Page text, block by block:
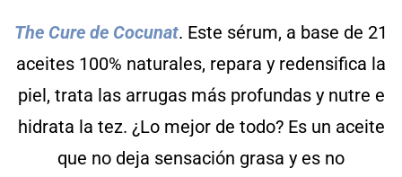
The Cure de Cocunat. Este sérum, a base de 21
aceites 100% naturales, repara y redensifica la
piel, trata las arrugas más profundas y nutre e
hidrata la tez. ¿Lo mejor de todo? Es un aceite
que no deja sensación grasa y es no